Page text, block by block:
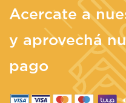
Acercate a
y aprovechá
pago